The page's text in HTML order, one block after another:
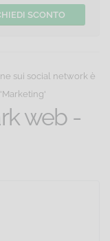
sui social network è
web -